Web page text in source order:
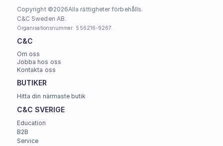
Copyright ©2026Alla rättigheter förbehålls.
C&C Sweden AB.
Organisationsnummer: 556216-9267.
C&C
Om oss
Jobba hos oss
Kontakta oss
BUTIKER
Hitta din närmaste butik
C&C SVERIGE
Education
B2B
Service